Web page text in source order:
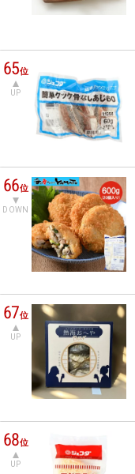
65位
UP
66位
DOWN
67位
UP
68位
UP